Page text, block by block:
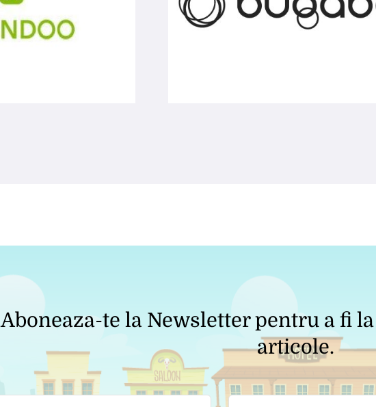
Aboneaza-te la Newsletter pentru a fi
articole.